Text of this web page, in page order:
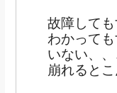
故障して
わかって
いない、
崩れると